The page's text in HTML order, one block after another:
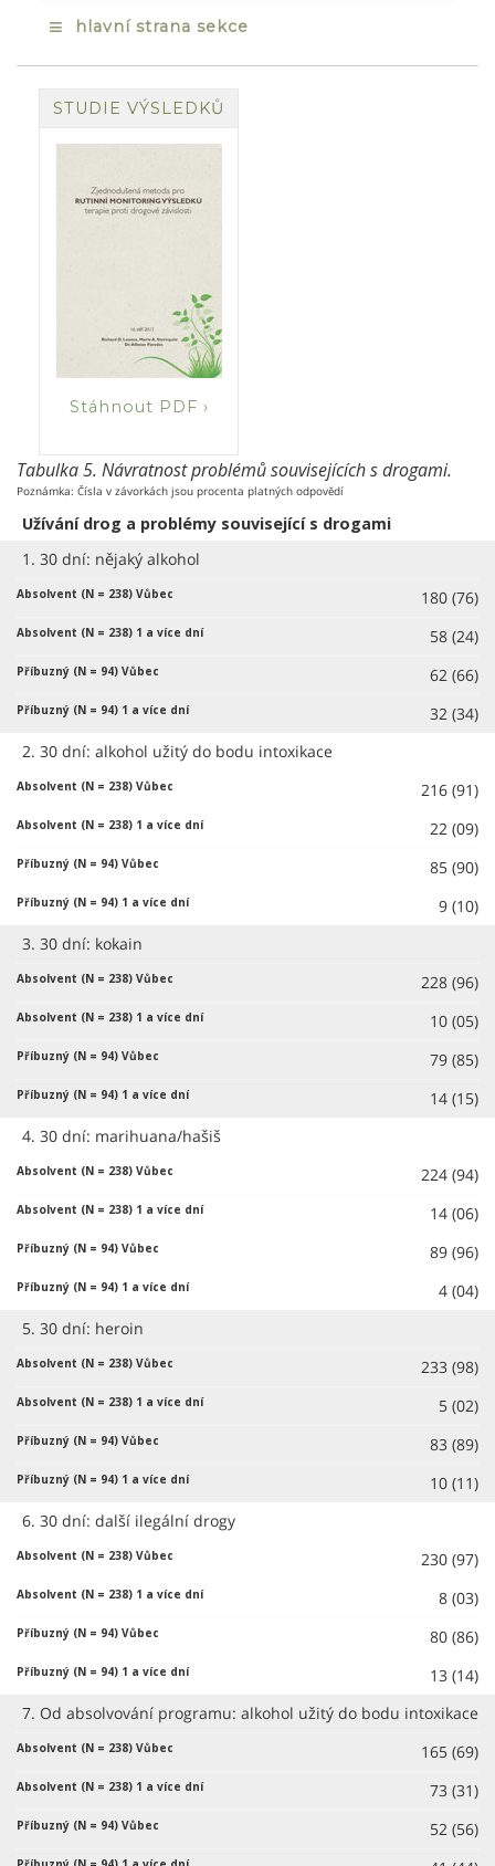
≡ hlavní strana sekce
STUDIE VÝSLEDKŮ
Stáhnout PDF ›
Tabulka 5. Návratnost problémů souvisejících s drogami.
Poznámka: Čísla v závorkách jsou procenta platných odpovědí
Užívání drog a problémy související s drogami
1. 30 dní: nějaký alkohol
180 (76)
58 (24)
62 (66)
32 (34)
2. 30 dní: alkohol užitý do bodu intoxikace
216 (91)
22 (09)
85 (90)
9 (10)
3. 30 dní: kokain
228 (96)
10 (05)
79 (85)
14 (15)
4. 30 dní: marihuana/hašiš
224 (94)
14 (06)
89 (96)
4 (04)
5. 30 dní: heroin
233 (98)
5 (02)
83 (89)
10 (11)
6. 30 dní: další ilegální drogy
230 (97)
8 (03)
80 (86)
13 (14)
7. Od absolvování programu: alkohol užitý do bodu intoxikace
165 (69)
73 (31)
52 (56)